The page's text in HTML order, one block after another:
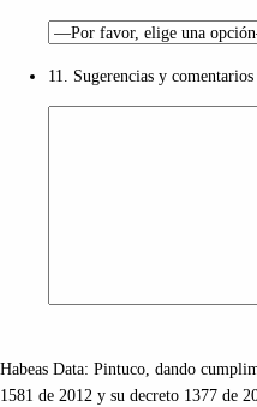
11. Sugerencias y comentarios
Habeas Data: Pintuco, dando
1581 de 2012 y su decreto 1377 de